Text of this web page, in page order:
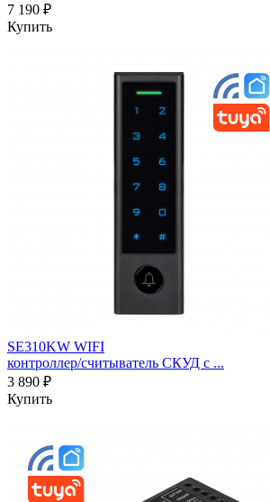
7 190 ₽
Купить
SE310KW WIFI
контроллер/считыватель СКУД c ...
3 890 ₽
Купить